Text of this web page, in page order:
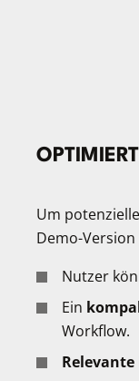
Um
Demo-
Nutzer
Ein
Workflow.